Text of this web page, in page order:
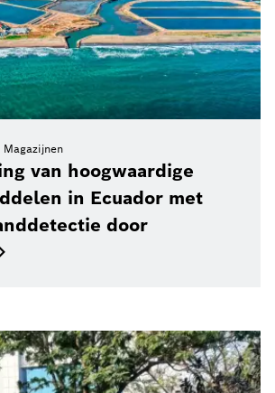
Magazijnen
van hoogwaardige
in Ecuador met
door